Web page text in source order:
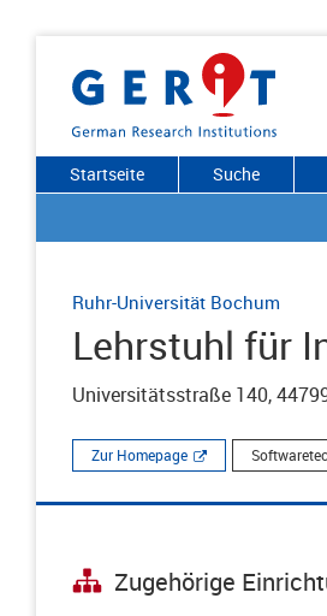
Startseite Suche
Ruhr-Universität Bochum
Lehrstuhl für
Universitätsstraße 140,
Zur Homepage
Zugehörige